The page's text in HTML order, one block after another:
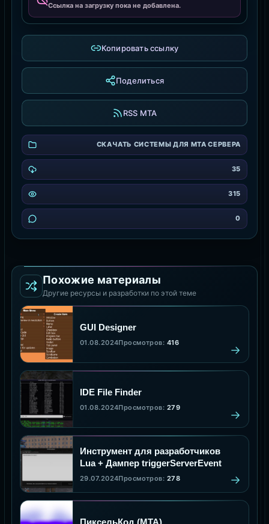
Ссылка на загрузку пока не добавлена.
Копировать ссылку
Поделиться
RSS MTA
СКАЧАТЬ СИСТЕМЫ ДЛЯ MTA СЕРВЕРА
35
315
0
Похожие материалы
Другие ресурсы и разработки по этой теме
GUI Designer
01.08.2024Просмотров: 416
IDE File Finder
01.08.2024Просмотров: 279
Инструмент для разработчиков
Lua + Дампер triggerServerEvent
29.07.2024Просмотров: 278
ПиксельКод (MTA)